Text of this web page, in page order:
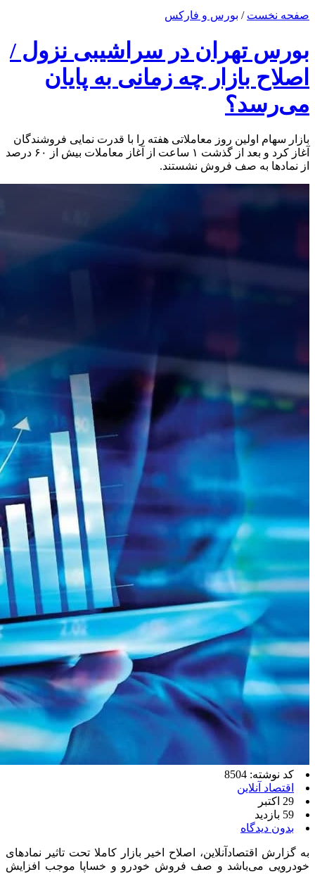
صفحه نخست / بورس و فارکس
بورس تهران در سراشیبی نزول /
اصلاح بازار چه زمانی به پایان
می‌رسد؟
بازار سهام اولین روز معاملاتی هفته را با قدرت نمایی فروشندگان
آغاز کرد و بعد از گذشت ۱ ساعت از آغاز معاملات بیش از ۶۰ درصد
از نماد‌ها به صف فروش نشستند‌.
کد نوشته: 8504
اقتصاد آنلاین
29 اکتبر
59 بازدید
بدون دیدگاه
به گزارش اقتصادآنلاین، اصلاح اخیر بازار کاملا تحت تاثیر نمادهای
خودرویی می‌باشد و صف فروش خودرو و خساپا موجب افزایش